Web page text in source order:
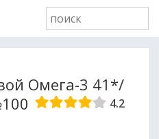
Омега-3 41*/
4.2